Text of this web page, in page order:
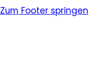
Zum Footer springen